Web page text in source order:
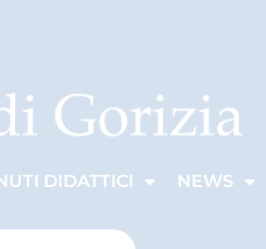
DIDATTICI NEWS